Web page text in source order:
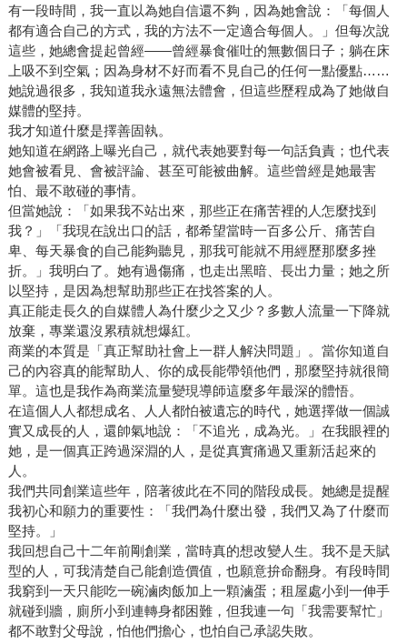
有一段時間，我一直以為她自信還不夠，因為她會說：「每個人
都有適合自己的方式，我的方法不一定適合每個人。」但每次說
這些，她總會提起曾經——曾經暴食催吐的無數個日子；躺在床
上吸不到空氣；因為身材不好而看不見自己的任何一點優點……
她說過很多，我知道我永遠無法體會，但這些歷程成為了她做自
媒體的堅持。
我才知道什麼是擇善固執。
她知道在網路上曝光自己，就代表她要對每一句話負責；也代表
她會被看見、會被評論、甚至可能被曲解。這些曾經是她最害
怕、最不敢碰的事情。
但當她說：「如果我不站出來，那些正在痛苦裡的人怎麼找到
我？」「我現在說出口的話，都希望當時一百多公斤、痛苦自
卑、每天暴食的自己能夠聽見，那我可能就不用經歷那麼多挫
折。」我明白了。她有過傷痛，也走出黑暗、長出力量；她之所
以堅持，是因為想幫助那些正在找答案的人。
真正能走長久的自媒體人為什麼少之又少？多數人流量一下降就
放棄，專業還沒累積就想爆紅。
商業的本質是「真正幫助社會上一群人解決問題」。當你知道自
己的內容真的能幫助人、你的成長能帶領他們，那麼堅持就很簡
單。這也是我作為商業流量變現導師這麼多年最深的體悟。
在這個人人都想成名、人人都怕被遺忘的時代，她選擇做一個誠
實又成長的人，還帥氣地說：「不追光，成為光。」在我眼裡的
她，是一個真正跨過深淵的人，是從真實痛過又重新活起來的
人。
我們共同創業這些年，陪著彼此在不同的階段成長。她總是提醒
我初心和願力的重要性：「我們為什麼出發，我們又為了什麼而
堅持。」
我回想自己十二年前剛創業，當時真的想改變人生。我不是天賦
型的人，可我清楚自己能創造價值，也願意拚命翻身。有段時間
我窮到一天只能吃一碗滷肉飯加上一顆滷蛋；租屋處小到一伸手
就碰到牆，廁所小到連轉身都困難，但我連一句「我需要幫忙」
都不敢對父母說，怕他們擔心，也怕自己承認失敗。